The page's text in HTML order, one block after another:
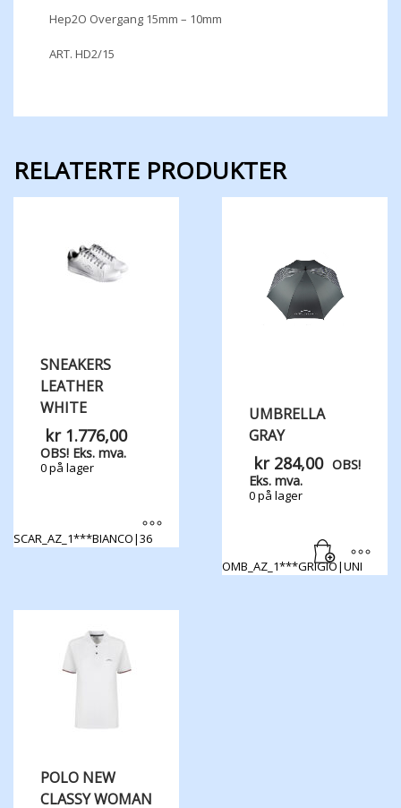
Hep2O Overgang 15mm – 10mm
ART. HD2/15
RELATERTE PRODUKTER
SNEAKERS
LEATHER
WHITE
kr1.776,00
OBS! Eks. mva.
0 på lager
SCAR_AZ_1***BIANCO|36
Alternativene
UMBRELLA
GRAY
kr284,00 OBS!
Eks. mva.
0 på lager
OMB_AZ_1***GRIGIO|UNI
POLO NEW
CLASSY WOMAN